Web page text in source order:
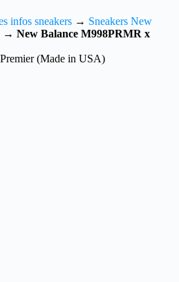
infos sneakers → Sneakers New
→ New Balance M998PRMR x
(Made in USA)